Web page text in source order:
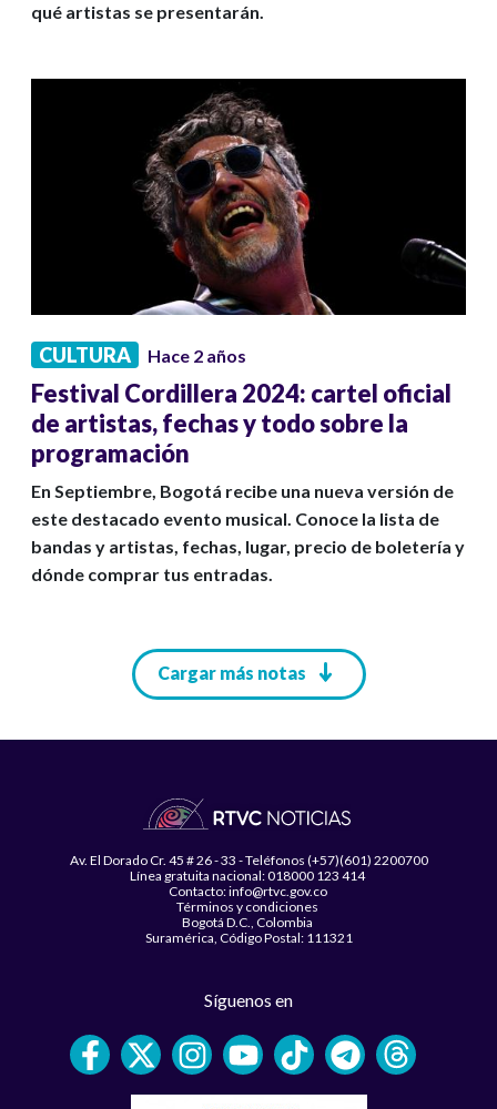
qué artistas se presentarán.
CULTURA Hace 2 años
Festival Cordillera 2024: cartel oficial
de artistas, fechas y todo sobre la
programación
En Septiembre, Bogotá recibe una nueva versión de
este destacado evento musical. Conoce la lista de
bandas y artistas, fechas, lugar, precio de boletería y
dónde comprar tus entradas.
Cargar más notas
Av. El Dorado Cr. 45 # 26 - 33 - Teléfonos (+57)(601) 2200700
Línea gratuita nacional: 018000 123 414
Contacto: info@rtvc.gov.co
Términos y condiciones
Bogotá D.C., Colombia
Suramérica, Código Postal: 111321
Síguenos en